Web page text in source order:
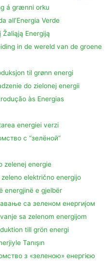
á grænni orku
all’Energia Verde
Žaliąją Energiją
in de wereld van de groene
til grønn energi
do zielonej energii
às Energias
energiei verzi
с “зелёной”
zelenej energie
električno energijo
energjinë e gjelbër
са зеленом енергијом
sa zelenom energijom
till grön energi
Tanışın
з «зеленою» енергією